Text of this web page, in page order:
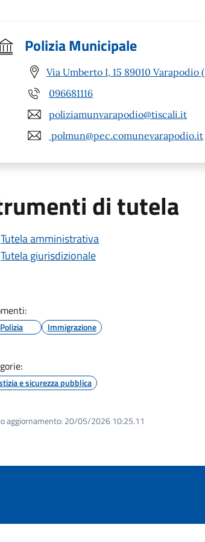
Polizia Municipale
Via Umberto I, 15 89010 Varapodio
096681116
poliziamunvarapodio@tiscali.it
polmun@pec.comunevarapodio.it
di tutela
Tutela amministrativa
Tutela giurisdizionale
Polizia Immigrazione
e sicurezza pubblica
aggiornamento: 20/05/2026 10:25.11